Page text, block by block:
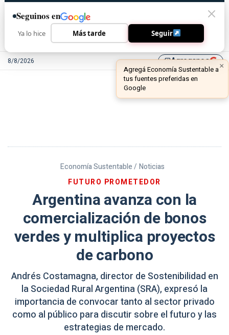
8/8/2026 library_addAgreganos
Economía Sustentable / Noticias
FUTURO PROMETEDOR
Argentina avanza con la
comercialización de bonos
verdes y multiplica proyectos
de carbono
Andrés Costamagna, director de Sostenibilidad en
la Sociedad Rural Argentina (SRA), expresó la
importancia de convocar tanto al sector privado
como al público para discutir sobre el futuro y las
estrategias de mercado.
Seguinos en
Ya lo hice Más tarde Seguir